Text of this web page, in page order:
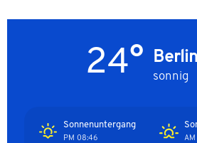
Berlin
sonnig
24°
Sonnenuntergang
08:46 PM